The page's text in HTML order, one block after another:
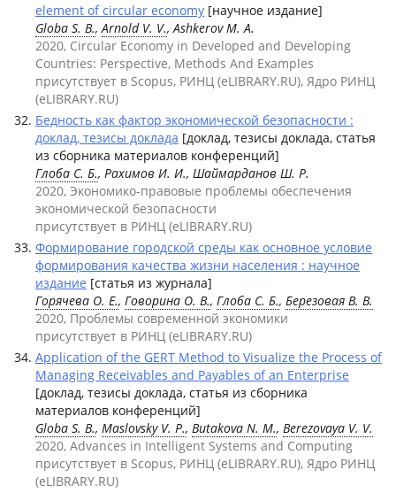
element of circular economy [научное издание]
Globa S. B.,Arnold V. V., Ashkerov M. A.
2020, Circular Economy in Developed and Developing
Countries: Perspective, Methods And Examples
присутствует в Scopus, РИНЦ (eLIBRARY.RU), Ядро РИНЦ
(eLIBRARY.RU)
Бедность как фактор экономической безопасности :
доклад, тезисы доклада [доклад, тезисы доклада, статья
из сборника материалов конференций]
Глоба С. Б., Рахимов И. И., Шаймарданов Ш. Р.
2020, Экономико-правовые проблемы обеспечения
экономической безопасности
присутствует в РИНЦ (eLIBRARY.RU)
Формирование городской среды как основное условие
формирования качества жизни населения : научное
издание [статья из журнала]
Горячева О. Е., Говорина О. В., Глоба С. Б., Березовая В. В.
2020, Проблемы современной экономики
присутствует в РИНЦ (eLIBRARY.RU)
Application of the GERT Method to Visualize the Process of
Managing Receivables and Payables of an Enterprise
[доклад, тезисы доклада, статья из сборника
материалов конференций]
Globa S. B., Maslovsky V. P., Butakova N. M., Berezovaya V. V.
2020, Advances in Intelligent Systems and Computing
присутствует в Scopus, РИНЦ (eLIBRARY.RU), Ядро РИНЦ
(eLIBRARY.RU)